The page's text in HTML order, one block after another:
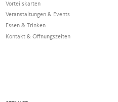
Vorteilskarten
Veranstaltungen & Events
Essen & Trinken
Kontakt & Öffnungszeiten